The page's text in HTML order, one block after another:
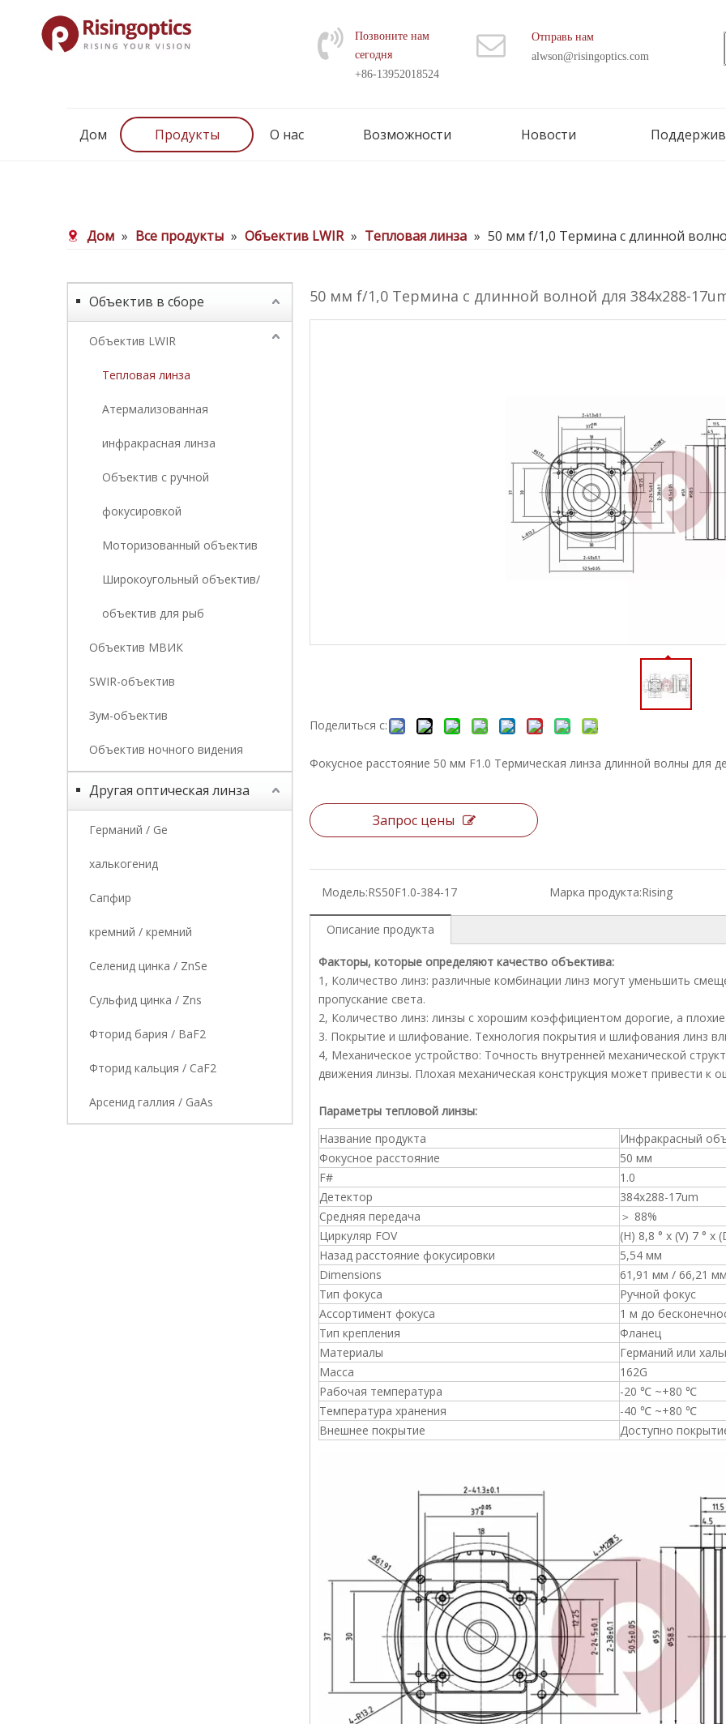
Позвоните нам
сегодня
+86-13952018524
Отправь нам
alwson@risingoptics.com
Дом Продукты О нас Возможности Новости
Дом » Все продукты » Объектив LWIR » Тепловая линза » 50 мм f/1,0 Термина с длинной
Объектив в сборе
Объектив LWIR
Тепловая линза
Атермализованная
инфракрасная линза
Объектив с ручной
фокусировкой
Моторизованный объектив
Широкоугольный объектив/
объектив для рыб
Объектив МВИК
SWIR-объектив
Зум-объектив
Объектив ночного видения
Другая оптическая линза
Германий / Ge
халькогенид
Сапфир
кремний / кремний
Селенид цинка / ZnSe
Сульфид цинка / Zns
Фторид бария / BaF2
Фторид кальция / CaF2
Арсенид галлия / GaAs
50 мм f/1,0 Термина с длинной волной для 384x288-
Поделиться с:
Фокусное расстояние 50 мм F1.0 Термическая линза длинной волны для
Запрос цены
Модель:RS50F1.0-384-17 Марка продукта:Rising
Описание продукта
Факторы, которые определяют качество объектива:
1, Количество линз: различные комбинации линз могут уменьшить
пропускание света.
2, Количество линз: линзы с хорошим коэффициентом дорогие, а
3. Покрытие и шлифование. Технология покрытия и шлифования линз
4, Механическое устройство: Точность внутренней механической
движения линзы. Плохая механическая конструкция может привести к
Параметры тепловой линзы:
Название продукта
Инфракрасный
Фокусное расстояние
50 мм
F#
1.0
Детектор
384x288-17um
Средняя передача
＞ 88%
Циркуляр FOV
(H) 8,8 ° x (V) 7 ° x
Назад расстояние фокусировки
5,54 мм
Dimensions
61,91 мм / 66,21 мм
Тип фокуса
Ручной фокус
Ассортимент фокуса
1 м до
Тип крепления
Фланец
Материалы
Германий или
Масса
162G
Рабочая температура
-20 ℃ ~+80 ℃
Температура хранения
-40 ℃ ~+80 ℃
Внешнее покрытие
Доступно